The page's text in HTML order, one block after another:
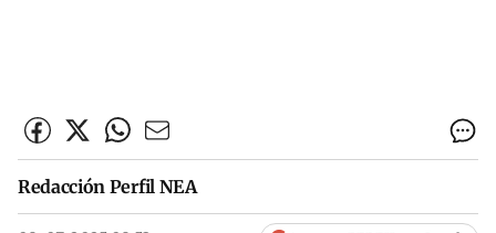
Redacción Perfil NEA